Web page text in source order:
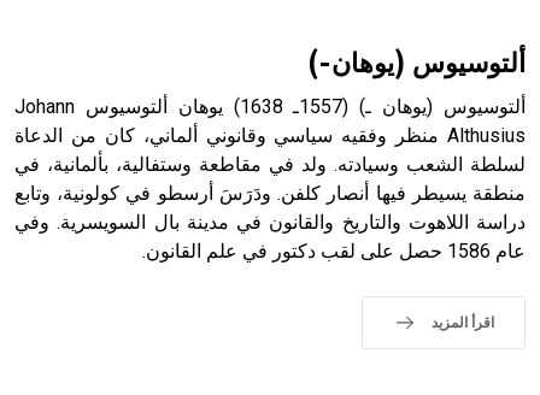
- هل تعلم أن أبجر Abgar اسم معروف جيداً يعود إلى عدد من
الملوك الذين حكموا مدينة إديسا (الرها) من أبجر الأول وحتى
التاسع، وهم ينتسبون إلى أسرة أوسروين
ألتوسيوس (يوهان-)
ألتوسيوس (يوهان ـ) (1557ـ 1638) يوهان ألتوسيوس Johann
Althusius منظر وفقيه سياسي وقانوني ألماني، كان من الدعاة
لسلطة الشعب وسيادته. ولد في مقاطعة وستفالية، بألمانية، في
منطقة يسيطر فيها أنصار كلفن. ودَرَسَ أرسطو في كولونية، وتابع
دراسة اللاهوت والتاريخ والقانون في مدينة بال السويسرية. وفي
عام 1586 حصل على لقب دكتور في علم القانون.
اقرأ المزيد